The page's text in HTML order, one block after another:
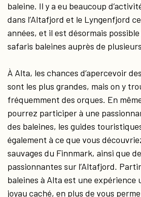
baleine. Il y a eu beaucoup
dans l’Altafjord et le Lyngenfjord
années, et il est désormais possible
safaris baleines auprès de
À Alta, les chances d’apercevoir
sont les plus grandes, mais on y
fréquemment des orques. En
pourrez participer à une
des baleines, les guides
également à ce que vous
sauvages du Finnmark, ainsi que
passionnantes sur l’Altafjord.
baleines à Alta est une expérience
joyau caché, en plus de vous